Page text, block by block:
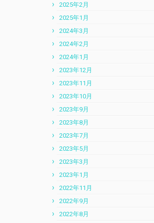
2025年2月
2025年1月
2024年3月
2024年2月
2024年1月
2023年12月
2023年11月
2023年10月
2023年9月
2023年8月
2023年7月
2023年5月
2023年3月
2023年1月
2022年11月
2022年9月
2022年8月